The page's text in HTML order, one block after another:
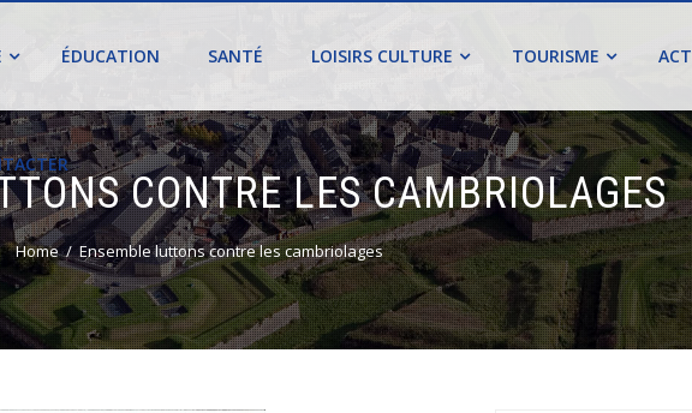
ÉDUCATION SANTÉ LOISIRS CULTURE TOURISME
CONTRE LES CAMBRIOLAGES
Home Ensemble luttons contre les cambriolages